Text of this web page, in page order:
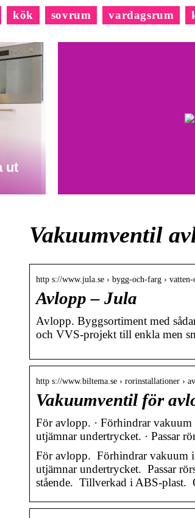
kök sovrum vardagsrum
ut
Vakuumventil
http s://www.jula.se › bygg-och-farg › vatten-
Avlopp – Jula
Avlopp. Byggsortiment med
och VVS-projekt till enkla men
http s://www.biltema.se › rorinstallationer ›
Vakuumventil för
För avlopp. · Förhindrar
utjämnar undertrycket. · Passar
För avlopp. Förhindrar vakuum
utjämnar undertrycket. Passar
stående. Tillverkad i ABS-plast.